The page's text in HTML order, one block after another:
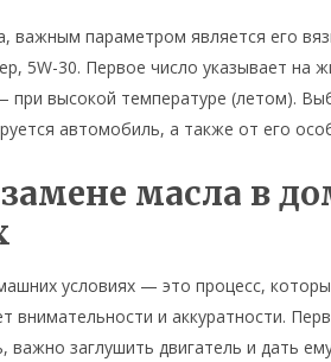
важным параметром является его
5W-30. Первое число указывает на
высокой температуре (летом).
автомобиль, а также от его
масла в
условиях — это процесс,
внимательности и аккуратности.
важно заглушить двигатель и дать